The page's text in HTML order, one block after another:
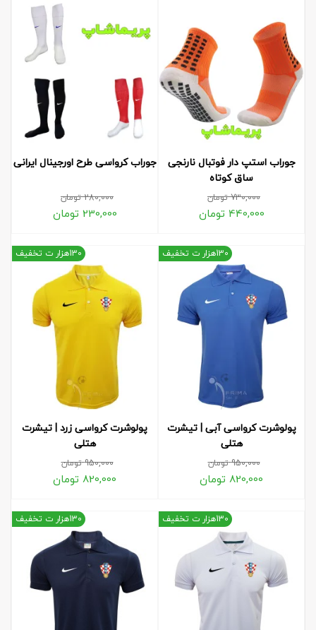
جوراب استپ دار فوتبال نارنجی
ساق کوتاه
730,000تومان
440,000 تومان
جوراب کرواسی طرح اورجینال ایرانی
280,000تومان
230,000 تومان
پولوشرت کرواسی آبی | تیشرت
هتلی
950,000تومان
820,000 تومان
130هزار ت تخفیف
پولوشرت کرواسی زرد | تیشرت
هتلی
950,000تومان
820,000 تومان
130هزار ت تخفیف
130هزار ت تخفیف 130هزار ت تخفیف